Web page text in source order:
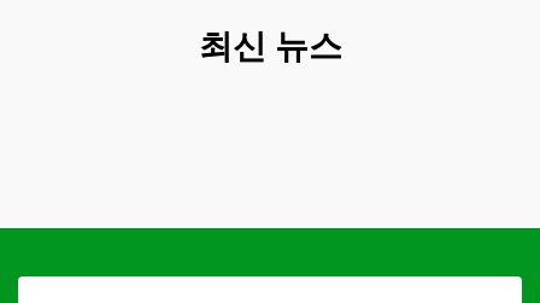
최신 뉴스